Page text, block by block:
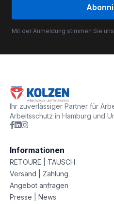
Mit der Anmeldung stimmen Sie
Ihr zuverlässiger Partner für
Arbeitsschutz in Hamburg und
Informationen
RETOURE | TAUSCH
Versand | Zahlung
Angebot anfragen
Presse | News